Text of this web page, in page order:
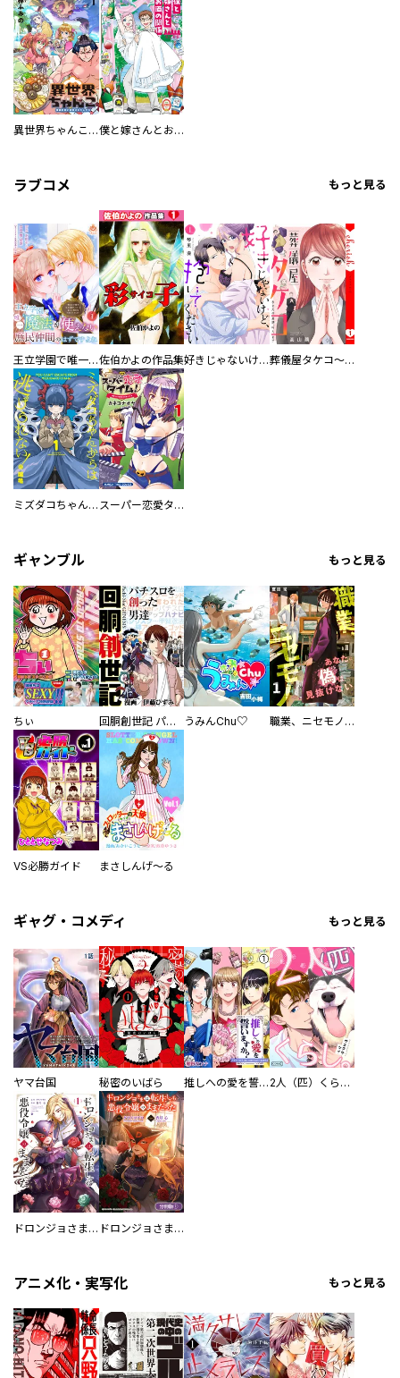
異世界ちゃんこ～横綱目前に召喚されたんだが～ 【連載版】 僕と嫁さんとお酒の関係
ラブコメ もっと見る
王立学園で唯一魔法が使えない庶民仲間のはずですよね～実は王子様で私を溺愛しているなんて告白はやめてください～佐伯かよの作品集 好きじゃないけど、抱いてください【電子単行本版／特典おまけ付き】 葬儀屋タケコ～あなたの最期、叶えます【電子単行本版】
ミズダコちゃんからは逃げられない！ スーパー恋愛タイム！～現場でドＳな彼女は自宅でデレる～
ギャンブル もっと見る
ちぃ 回胴創世記 パチスロを創った男達 うみんChu♡ 職業、ニセモノ～あなたに偽は見抜けない【電子単行本版】
VS必勝ガイド まさしんげ～る
ギャグ・コメディ もっと見る
ヤマ台国 秘密のいばら 推しへの愛を誓いますか？～アラサー女子、推しは逃げぬが人生逃げる～ 2人（匹）くらし。
ドロンジョさまは転生しても悪役令嬢のままだった ドロンジョさまは転生しても悪役令嬢のままだった【分冊版】
アニメ化・実写化 もっと見る